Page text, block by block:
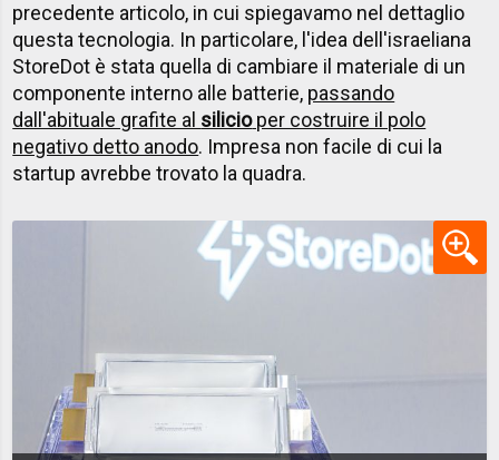
precedente articolo, in cui spiegavamo nel dettaglio
questa tecnologia. In particolare, l'idea dell'israeliana
StoreDot è stata quella di cambiare il materiale di un
componente interno alle batterie, passando
dall'abituale grafite al silicioper costruire il polo
negativo detto anodo. Impresa non facile di cui la
startup avrebbe trovato la quadra.